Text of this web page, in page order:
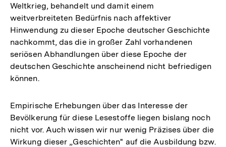
Weltkrieg, behandelt und damit einem
weitverbreiteten Bedürfnis nach affektiver
Hinwendung zu dieser Epoche deutscher Geschichte
nachkommt, das die in großer Zahl vorhandenen
seriösen Abhandlungen über diese Epoche der
deutschen Geschichte anscheinend nicht befriedigen
können.
Empirische Erhebungen über das Interesse der
Bevölkerung für diese Lesestoffe liegen bislang noch
nicht vor. Auch wissen wir nur wenig Präzises über die
Wirkung dieser „Geschichten" auf die Ausbildung bzw.